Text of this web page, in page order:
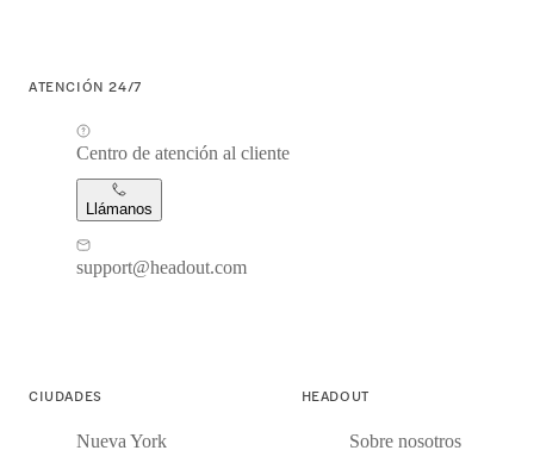
ATENCIÓN 24/7
Centro de atención al cliente
Llámanos
support@headout.com
CIUDADES
Nueva York
HEADOUT
Sobre nosotros